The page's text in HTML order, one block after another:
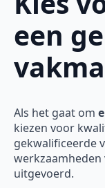
een
Als het gaat om
kiezen voor
gekwalificeerde
uitgevoerd.